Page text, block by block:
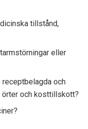
tillstånd,
eller
receptbelagda och
örter och kosttillskott?